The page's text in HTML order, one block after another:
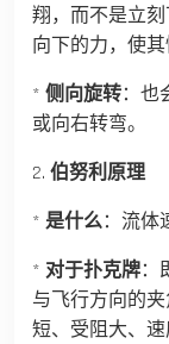
翔，而不是立
向下的力，使其
* 侧向旋转：也
或向右转弯。
2. 伯努利原理
* 是什么：流体
* 对于扑克牌：
与飞行方向的
短、受阻大、